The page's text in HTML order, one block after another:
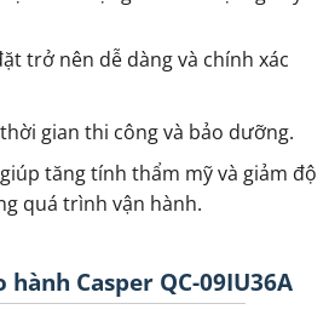
trở nên dễ dàng và chính xác
gian thi công và bảo dưỡng.
tăng tính thẩm mỹ và giảm độ
quá trình vận hành.
Casper QC-09IU36A